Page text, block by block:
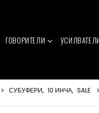
ГОВОРИТЕЛИ
СУБУФЕРИ, 10 ИНЧА, SALE